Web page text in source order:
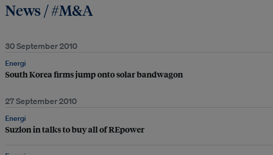
News / #M&A
30 September 2010
Energi
South Korea firms jump onto solar bandwagon
27 September 2010
Energi
Suzlon in talks to buy all of REpower